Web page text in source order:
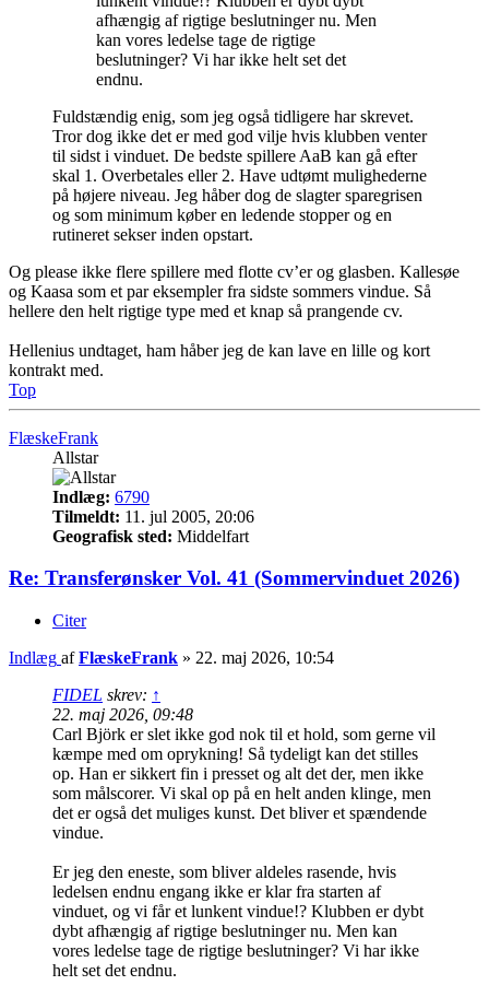
afhængig af rigtige beslutninger nu. Men
kan vores ledelse tage de rigtige
beslutninger? Vi har ikke helt set det
endnu.
Fuldstændig enig, som jeg også tidligere har skrevet.
Tror dog ikke det er med god vilje hvis klubben venter
til sidst i vinduet. De bedste spillere AaB kan gå efter
skal 1. Overbetales eller 2. Have udtømt mulighederne
på højere niveau. Jeg håber dog de slagter sparegrisen
og som minimum køber en ledende stopper og en
rutineret sekser inden opstart.
Og please ikke flere spillere med flotte cv’er og glasben. Kallesøe
og Kaasa som et par eksempler fra sidste sommers vindue. Så
hellere den helt rigtige type med et knap så prangende cv.
Hellenius undtaget, ham håber jeg de kan lave en lille og kort
kontrakt med.
Top
FlæskeFrank
Allstar
Indlæg: 6790
Tilmeldt: 11. jul 2005, 20:06
Geografisk sted: Middelfart
Re: Transferønsker Vol. 41 (Sommervinduet 2026)
Citer
Indlæg afFlæskeFrank » 22. maj 2026, 10:54
FIDEL skrev: ↑
22. maj 2026, 09:48
Carl Björk er slet ikke god nok til et hold, som gerne vil
kæmpe med om oprykning! Så tydeligt kan det stilles
op. Han er sikkert fin i presset og alt det der, men ikke
som målscorer. Vi skal op på en helt anden klinge, men
det er også det muliges kunst. Det bliver et spændende
vindue.
Er jeg den eneste, som bliver aldeles rasende, hvis
ledelsen endnu engang ikke er klar fra starten af
vinduet, og vi får et lunkent vindue!? Klubben er dybt
dybt afhængig af rigtige beslutninger nu. Men kan
vores ledelse tage de rigtige beslutninger? Vi har ikke
helt set det endnu.